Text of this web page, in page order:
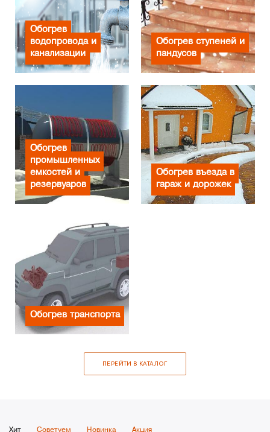
Обогрев
водопровода и
канализации
Обогрев ступеней и
пандусов
Обогрев
промышленных
емкостей и
резервуаров
Обогрев въезда в
гараж и дорожек
Обогрев транспорта
ПЕРЕЙТИ В КАТАЛОГ